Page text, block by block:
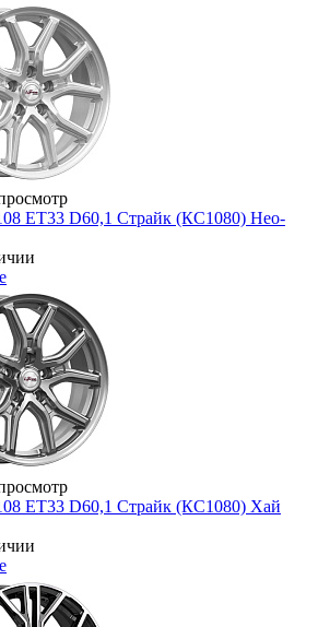
ET33 D60,1 Страйк (КС1080) Нео-
ET33 D60,1 Страйк (КС1080) Хай